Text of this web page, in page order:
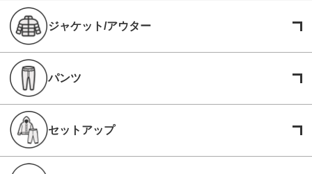
ジャケット/アウター
パンツ
セットアップ